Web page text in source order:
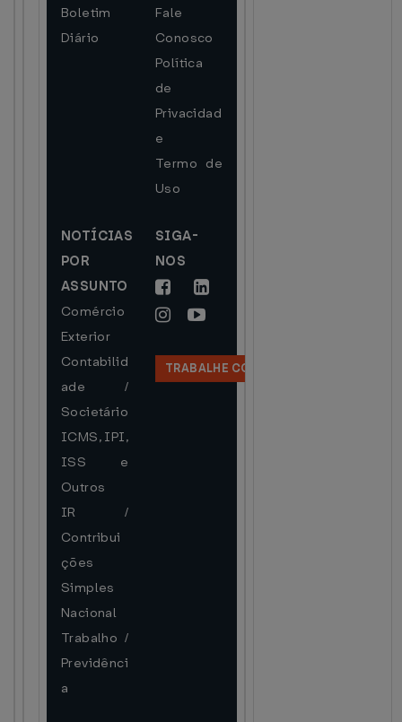
Boletim
Diário
Fale
Conosco
Política
de
Privacidad
e
Termo de
Uso
NOTÍCIAS
POR
ASSUNTO
Comércio
Exterior
Contabilid
ade /
Societário
ICMS, IPI,
ISS e
Outros
IR /
Contribui
ções
Simples
Nacional
Trabalho /
Previdênci
a
SIGA-
NOS
TRABALHE CONOSCO